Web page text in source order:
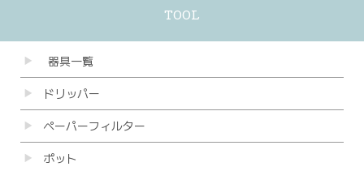
TOOL
器具一覧
ドリッパー
ペーパーフィルター
ポット